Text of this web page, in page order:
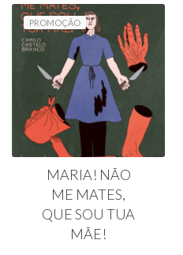
PROMOÇÃO
MARIA! NÃO
ME MATES,
QUE SOU TUA
MÃE!